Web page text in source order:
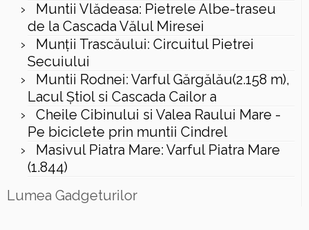
Muntii Vlădeasa: Pietrele Albe-traseu
de la Cascada Vălul Miresei
Munții Trascăului: Circuitul Pietrei
Secuiului
Muntii Rodnei: Varful Gărgălău(2.158 m),
Lacul Ştiol si Cascada Cailor a
Cheile Cibinului si Valea Raului Mare -
Pe biciclete prin muntii Cindrel
Masivul Piatra Mare: Varful Piatra Mare
(1.844)
Lumea Gadgeturilor